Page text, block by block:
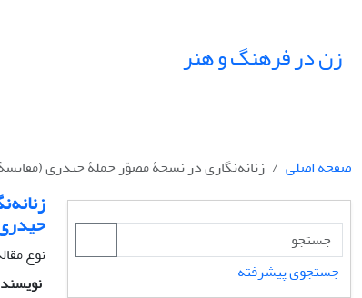
زن در فرهنگ و هنر
صفحه اصلی زنانه‌نگاری در نسخۀ مصوّر حملۀ حیدری
نوع
جستجوی پیشرفته